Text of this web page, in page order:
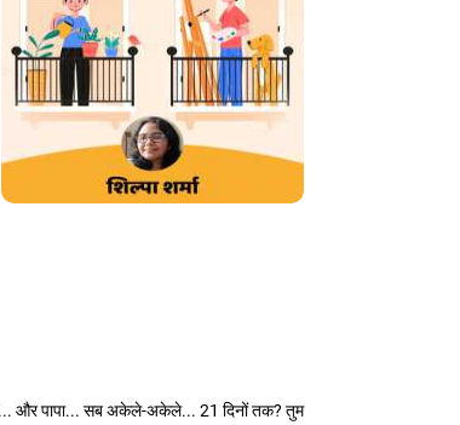
और पापा... सब अकेले-अकेले... 21 दिनों तक? तुम